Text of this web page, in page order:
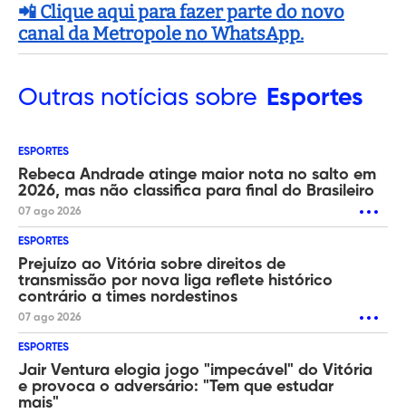
📲 Clique aqui para fazer parte do novo
canal da Metropole no WhatsApp.
Outras notícias sobre Esportes
ESPORTES
Rebeca Andrade atinge maior nota no salto em
2026, mas não classifica para final do Brasileiro
07 ago 2026
ESPORTES
Prejuízo ao Vitória sobre direitos de
transmissão por nova liga reflete histórico
contrário a times nordestinos
07 ago 2026
ESPORTES
Jair Ventura elogia jogo "impecável" do Vitória
e provoca o adversário: "Tem que estudar
mais"